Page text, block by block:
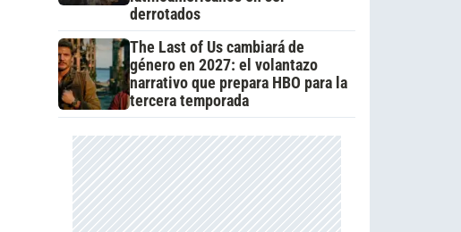
derrotados
The Last of Us cambiará de
género en 2027: el volantazo
narrativo que prepara HBO para la
tercera temporada